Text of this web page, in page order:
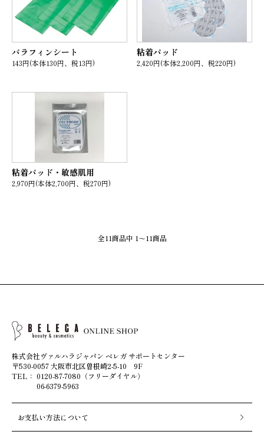
パラフィンシート
143円(本体130円、税13円)
粘着パッド
2,420円(本体2,200円、税220円)
粘着パッド・敏感肌用
2,970円(本体2,700円、税270円)
全11商品中 1～11商品
株式会社ヴァルハラジャパン ベレガ サポートセンター
〒530-0057 大阪市北区曽根崎2-5-10 9F
TEL： 0120-87-7080（フリーダイヤル）
06-6379-5963
お支払い方法について